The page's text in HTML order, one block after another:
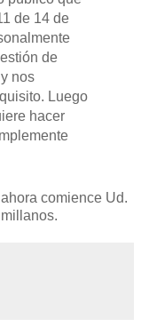
de 14 de
de
nos
Luego
hacer
comience Ud.